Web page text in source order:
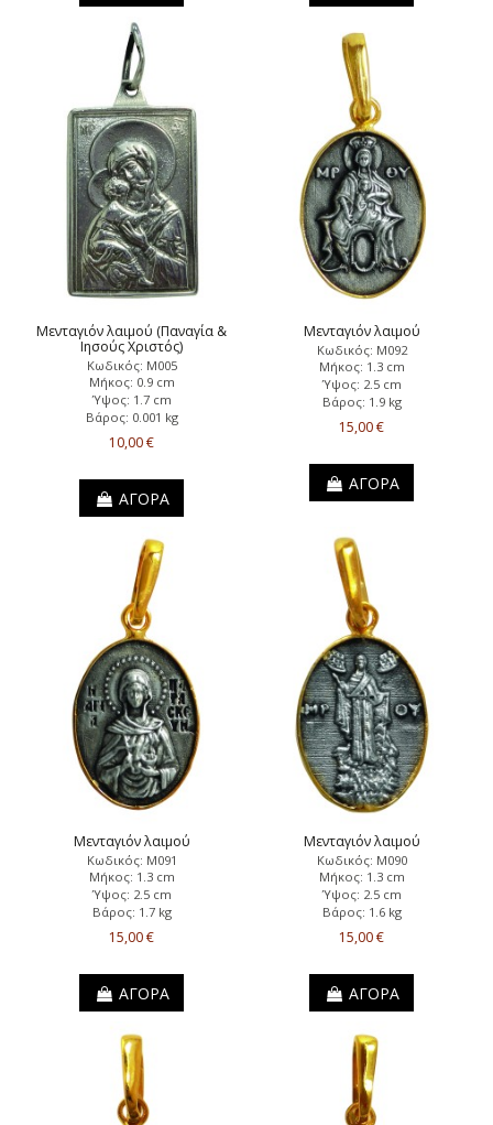
Μενταγιόν λαιμού (Παναγία &
Ιησούς Χριστός)
Κωδικός: Μ005
Μήκος: 0.9 cm
Ύψος: 1.7 cm
Βάρος: 0.001 kg
10,00 €
ΑΓΟΡΑ
Μενταγιόν λαιμού
Κωδικός: Μ092
Μήκος: 1.3 cm
Ύψος: 2.5 cm
Βάρος: 1.9 kg
15,00 €
ΑΓΟΡΑ
Μενταγιόν λαιμού
Κωδικός: Μ091
Μήκος: 1.3 cm
Ύψος: 2.5 cm
Βάρος: 1.7 kg
15,00 €
ΑΓΟΡΑ
Μενταγιόν λαιμού
Κωδικός: Μ090
Μήκος: 1.3 cm
Ύψος: 2.5 cm
Βάρος: 1.6 kg
15,00 €
ΑΓΟΡΑ